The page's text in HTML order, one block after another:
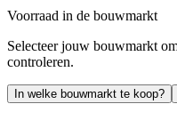
Voorraad in de bouwmarkt
Selecteer jouw bouwmarkt
controleren.
In welke bouwmarkt te koop?